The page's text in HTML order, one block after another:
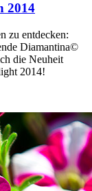
2014
zu entdecken:
Diamantina©
die Neuheit
2014!